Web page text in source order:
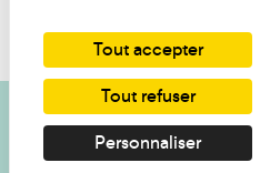
Je souhaite des
Tout accepter
Tout refuser
Personnaliser